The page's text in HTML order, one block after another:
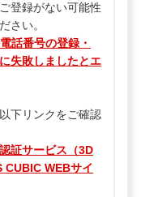
登録がない可能性
さい。
話番号の登録・
失敗しましたとエ
下リンクをご確認
証サービス（3D
CUBIC WEBサイ